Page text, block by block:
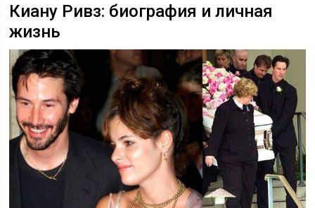
Киану Ривз: биография и личная
жизнь